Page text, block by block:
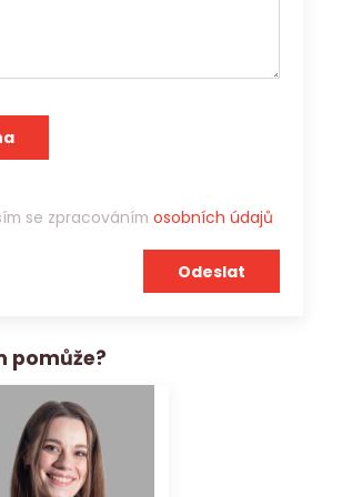
se zpracováním osobních údajů
pomůže?